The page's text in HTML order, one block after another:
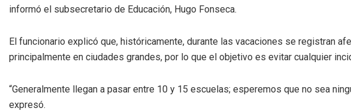
informó el subsecretario de Educación, Hugo Fonseca.
El funcionario explicó que, históricamente, durante las vacaciones se registran
principalmente en ciudades grandes, por lo que el objetivo es evitar cualquier
“Generalmente llegan a pasar entre 10 y 15 escuelas; esperemos que no sea
expresó.